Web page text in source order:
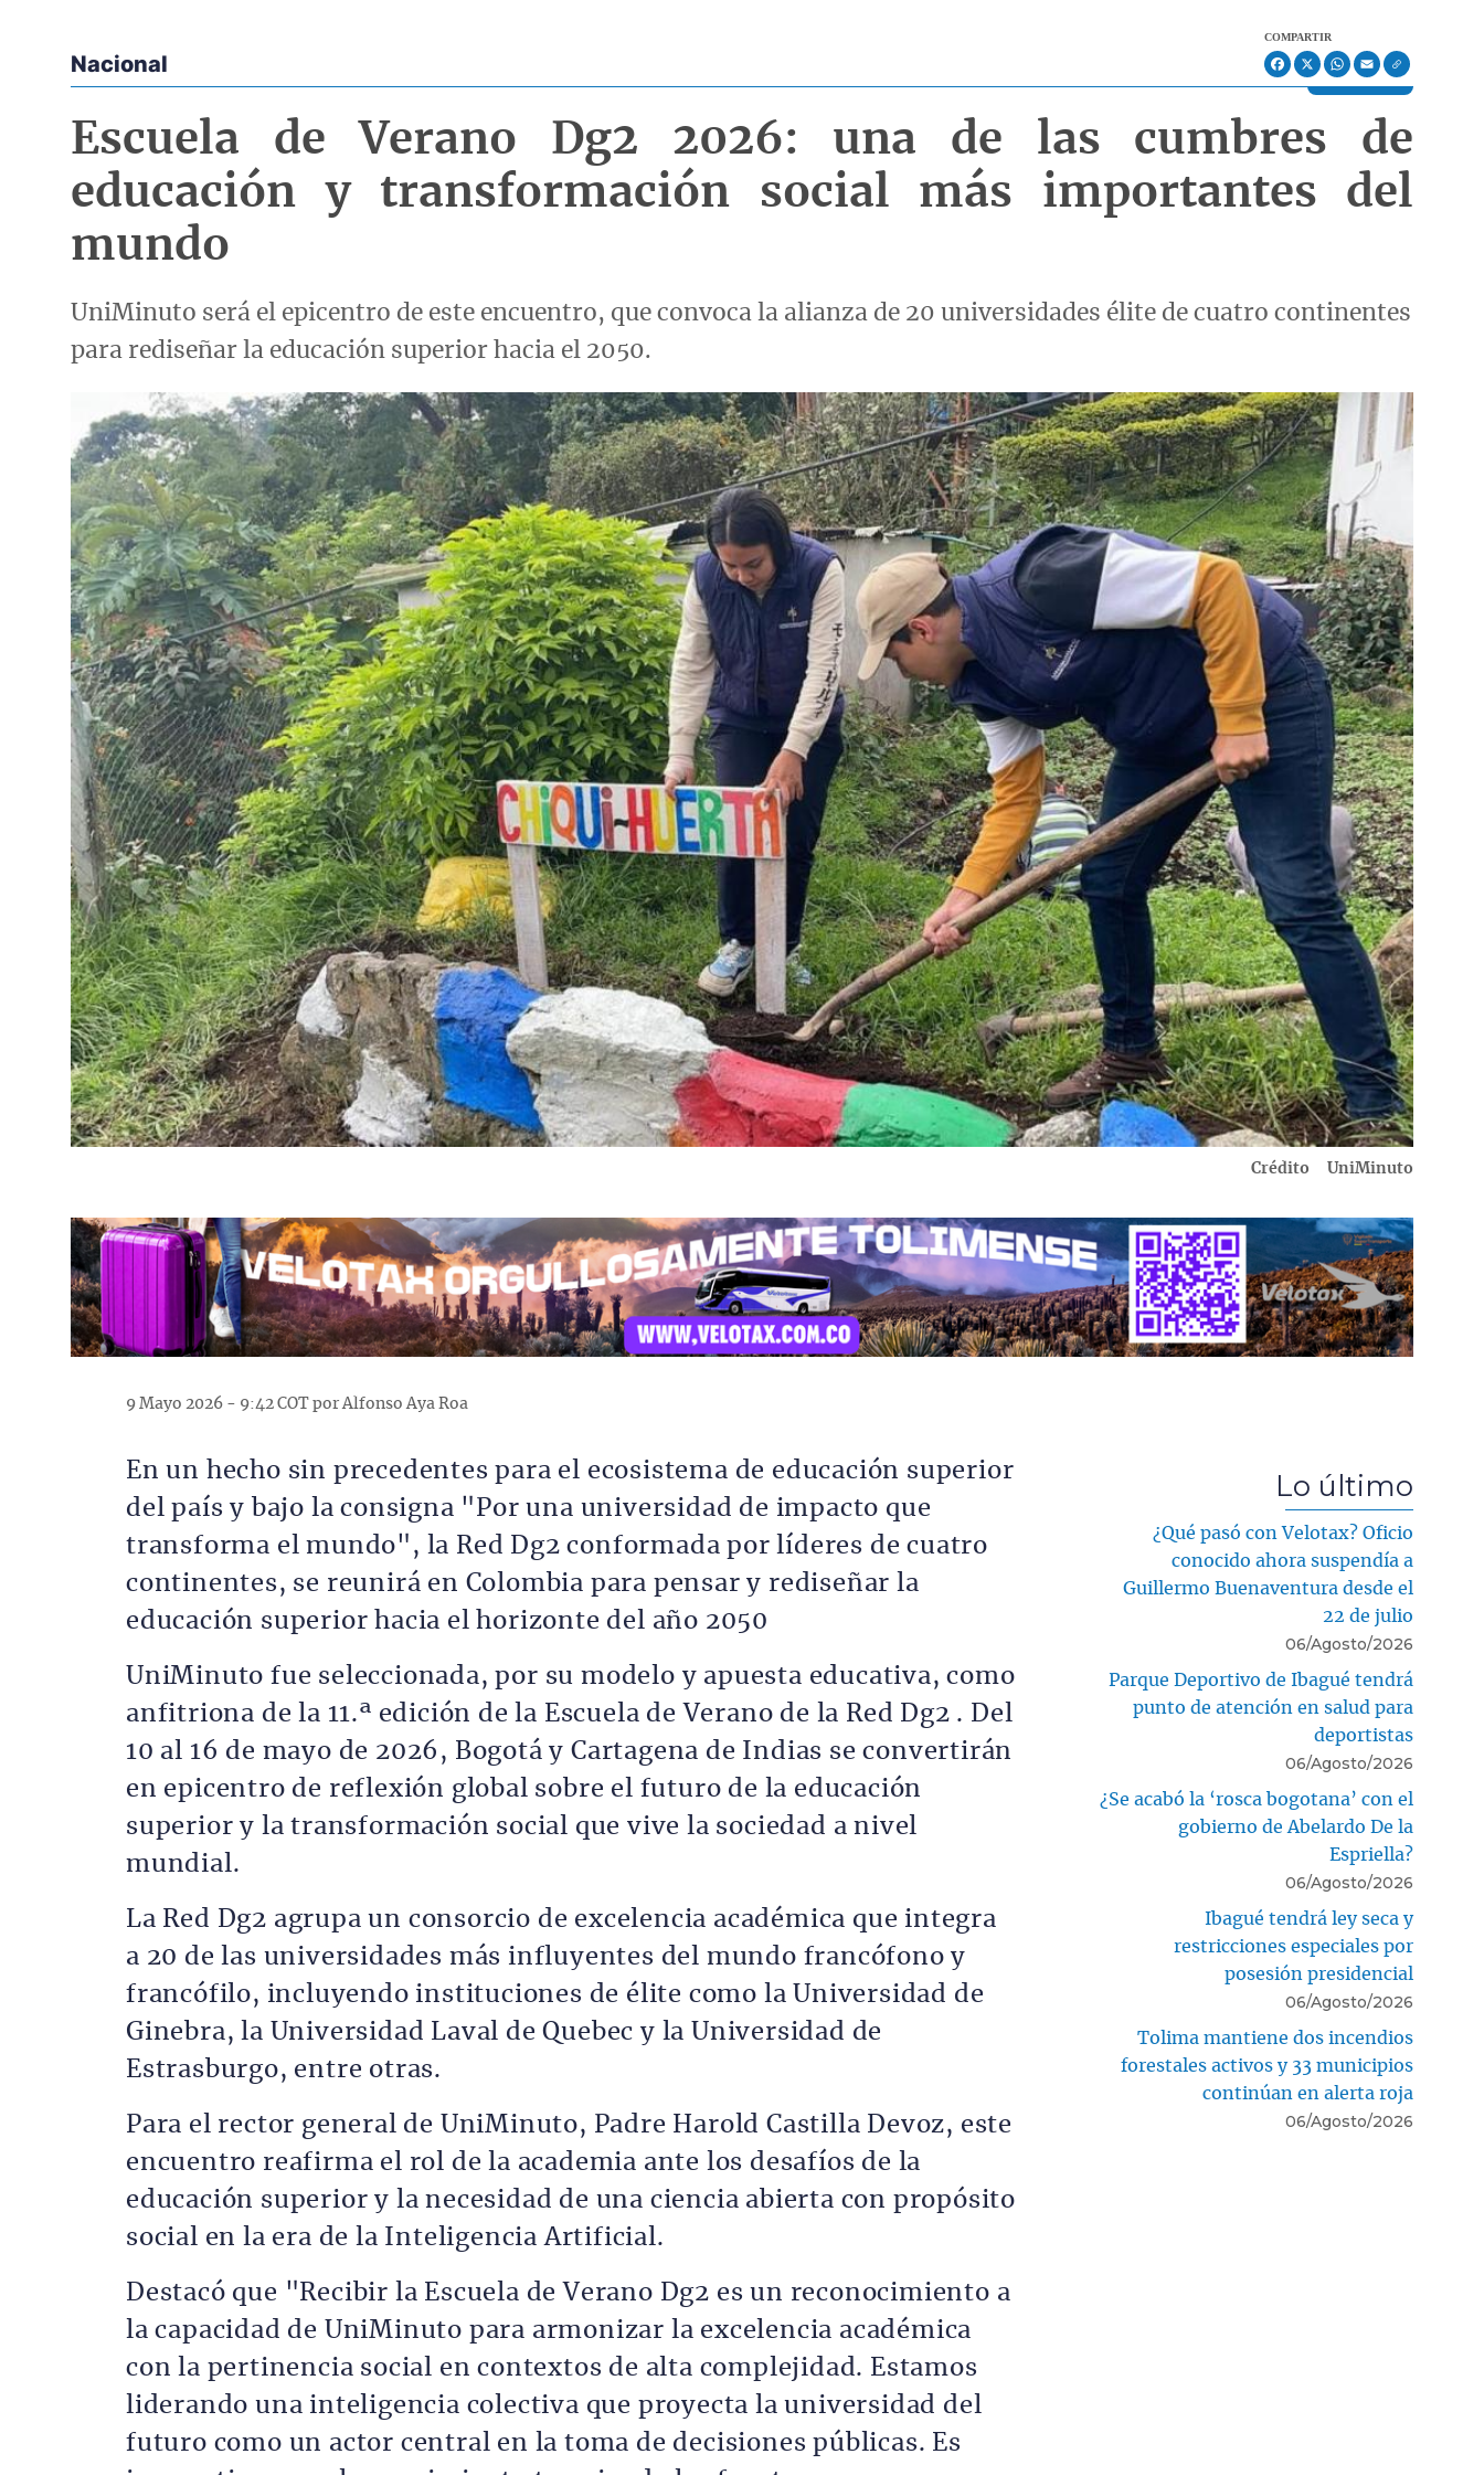
Econoticias y Eventos
Nacional
COMPARTIR
Facebook
X WhatsApp
Email
Escuela de Verano Dg2 2026: una de las cumbres de
educación y transformación social más importantes del
mundo
UniMinuto será el epicentro de este encuentro, que convoca la alianza de 20 universidades élite de cuatro continentes
para rediseñar la educación superior hacia el 2050.
Crédito UniMinuto
9 Mayo 2026 - 9:42 COT por Alfonso Aya Roa
En un hecho sin precedentes para el ecosistema de educación superior
del país y bajo la consigna "Por una universidad de impacto que
transforma el mundo", la Red Dg2 conformada por líderes de cuatro
continentes, se reunirá en Colombia para pensar y rediseñar la
educación superior hacia el horizonte del año 2050
UniMinuto fue seleccionada, por su modelo y apuesta educativa, como
anfitriona de la 11.ª edición de la Escuela de Verano de la Red Dg2 . Del
10 al 16 de mayo de 2026, Bogotá y Cartagena de Indias se convertirán
en epicentro de reflexión global sobre el futuro de la educación
superior y la transformación social que vive la sociedad a nivel
mundial.
La Red Dg2 agrupa un consorcio de excelencia académica que integra
a 20 de las universidades más influyentes del mundo francófono y
francófilo, incluyendo instituciones de élite como la Universidad de
Ginebra, la Universidad Laval de Quebec y la Universidad de
Estrasburgo, entre otras.
Para el rector general de UniMinuto, Padre Harold Castilla Devoz, este
encuentro reafirma el rol de la academia ante los desafíos de la
educación superior y la necesidad de una ciencia abierta con propósito
social en la era de la Inteligencia Artificial.
Destacó que "Recibir la Escuela de Verano Dg2 es un reconocimiento a
la capacidad de UniMinuto para armonizar la excelencia académica
con la pertinencia social en contextos de alta complejidad. Estamos
liderando una inteligencia colectiva que proyecta la universidad del
futuro como un actor central en la toma de decisiones públicas. Es
Lo último
¿Qué pasó con Velotax? Oficio
conocido ahora suspendía a
Guillermo Buenaventura desde el
22 de julio
06/Agosto/2026
Parque Deportivo de Ibagué tendrá
punto de atención en salud para
deportistas
06/Agosto/2026
¿Se acabó la ‘rosca bogotana’ con el
gobierno de Abelardo De la
Espriella?
06/Agosto/2026
Ibagué tendrá ley seca y
restricciones especiales por
posesión presidencial
06/Agosto/2026
Tolima mantiene dos incendios
forestales activos y 33 municipios
continúan en alerta roja
06/Agosto/2026